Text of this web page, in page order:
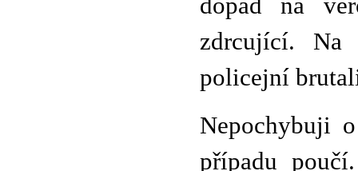
dopad na
zdrcující. Na
policejní
Nepochybuji
případu